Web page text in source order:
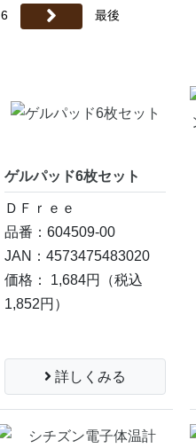
6 最後
ゲルパッド6枚セット
ＤＦｒｅｅ
品番：604509-00
JAN：4573475483020
価格： 1,684円
（税込
1,852円）
詳しくみる